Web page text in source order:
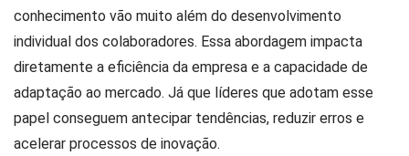
conhecimento vão muito além do desenvolvimento
individual dos colaboradores. Essa abordagem impacta
diretamente a eficiência da empresa e a capacidade de
adaptação ao mercado. Já que líderes que adotam esse
papel conseguem antecipar tendências, reduzir erros e
acelerar processos de inovação.